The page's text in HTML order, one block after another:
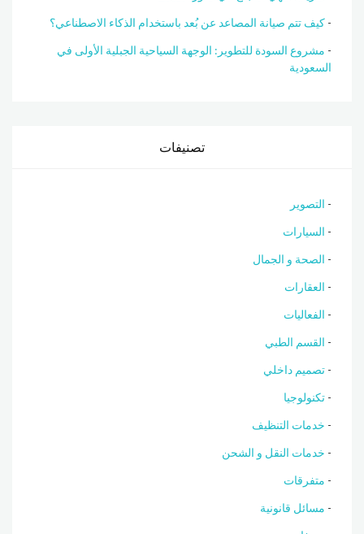
كيف تتم صيانة المصاعد عن بُعد باستخدام الذكاء الاصطناعي؟
مشروع السودة للتطوير: الوجهة السياحية الجبلية الأولى في
السعودية
تصنيفات
التصوير
السيارات
الصحة و الجمال
العقارات
الفعاليات
القسم الطبي
تصميم داخلي
تكنولوجيا
خدمات التنظيف
خدمات النقل و الشحن
متفرقات
مسائل قانونية